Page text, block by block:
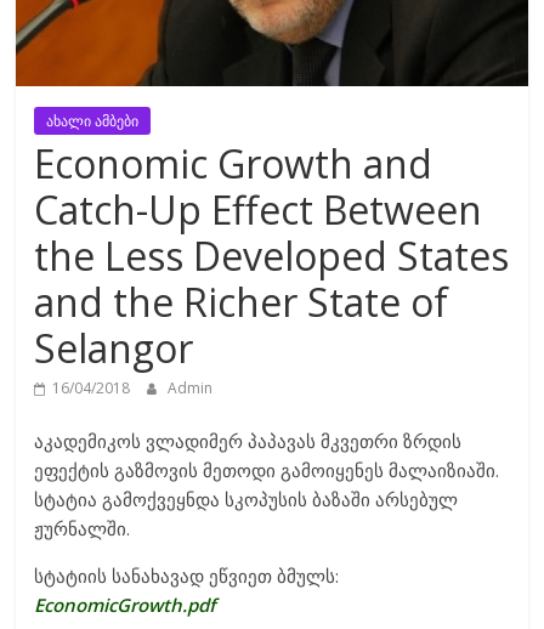
ახალი ამბები
Economic Growth and
Catch-Up Effect Between
the Less Developed States
and the Richer State of
Selangor
16/04/2018 Admin
აკადემიკოს ვლადიმერ პაპავას მკვეთრი ზრდის
ეფექტის გაზმოვის მეთოდი გამოიყენეს მალაიზიაში.
სტატია გამოქვეყნდა სკოპუსის ბაზაში არსებულ
ჟურნალში.
სტატიის სანახავად ეწვიეთ ბმულს:
EconomicGrowth.pdf